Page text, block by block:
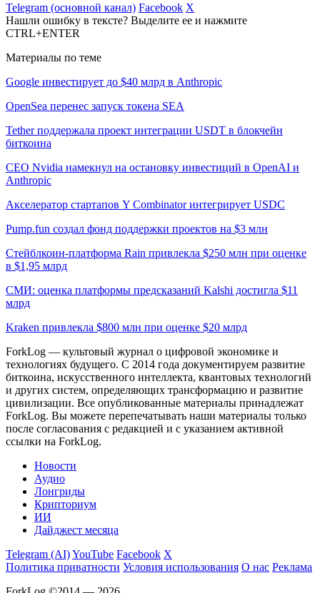
Telegram (основной канал) Facebook X
Нашли ошибку в тексте? Выделите ее и нажмите
CTRL+ENTER
Материалы по теме
Google инвестирует до $40 млрд в Anthropic
OpenSea перенес запуск токена SEA
Tether поддержала проект интеграции USDT в блокчейн
биткоина
CEO Nvidia намекнул на остановку инвестиций в OpenAI и
Anthropic
Акселератор стартапов Y Combinator интегрирует USDC
Pump.fun создал фонд поддержки проектов на $3 млн
Стейблкоин-платформа Rain привлекла $250 млн при оценке
в $1,95 млрд
СМИ: оценка платформы предсказаний Kalshi достигла $11
млрд
Kraken привлекла $800 млн при оценке $20 млрд
ForkLog — культовый журнал о цифровой экономике и
технологиях будущего. С 2014 года документируем развитие
биткоина, искусственного интеллекта, квантовых технологий
и других систем, определяющих трансформацию и развитие
цивилизации. Все опубликованные материалы принадлежат
ForkLog. Вы можете перепечатывать наши материалы только
после согласования с редакцией и с указанием активной
ссылки на ForkLog.
Новости
Аудио
Лонгриды
Крипториум
ИИ
Дайджест месяца
Telegram (AI)YouTube Facebook X
Политика приватности Условия использования О нас Реклама